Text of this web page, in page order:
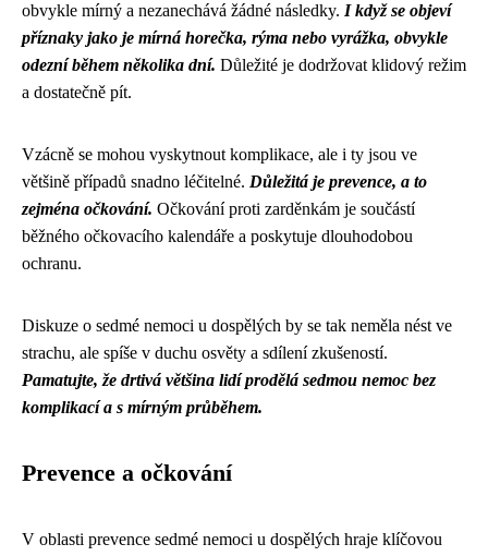
obvykle mírný a nezanechává žádné následky. I když se objeví
příznaky jako je mírná horečka, rýma nebo vyrážka, obvykle
odezní během několika dní. Důležité je dodržovat klidový režim
a dostatečně pít.
Vzácně se mohou vyskytnout komplikace, ale i ty jsou ve
většině případů snadno léčitelné. Důležitá je prevence, a to
zejména očkování. Očkování proti zarděnkám je součástí
běžného očkovacího kalendáře a poskytuje dlouhodobou
ochranu.
Diskuze o sedmé nemoci u dospělých by se tak neměla nést ve
strachu, ale spíše v duchu osvěty a sdílení zkušeností.
Pamatujte, že drtivá většina lidí prodělá sedmou nemoc bez
komplikací a s mírným průběhem.
Prevence a očkování
V oblasti prevence sedmé nemoci u dospělých hraje klíčovou